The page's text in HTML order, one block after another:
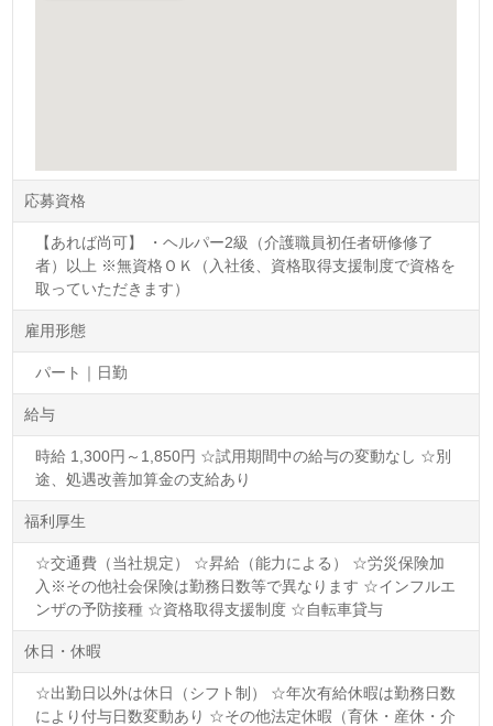
応募資格
【あれば尚可】 ・ヘルパー2級（介護職員初任者研修修了
者）以上 ※無資格ＯＫ（入社後、資格取得支援制度で資格を
取っていただきます）
雇用形態
パート｜日勤
給与
時給 1,300円～1,850円 ☆試用期間中の給与の変動なし ☆別
途、処遇改善加算金の支給あり
福利厚生
☆交通費（当社規定） ☆昇給（能力による） ☆労災保険加
入※その他社会保険は勤務日数等で異なります ☆インフルエ
ンザの予防接種 ☆資格取得支援制度 ☆自転車貸与
休日・休暇
☆出勤日以外は休日（シフト制） ☆年次有給休暇は勤務日数
により付与日数変動あり ☆その他法定休暇（育休・産休・介